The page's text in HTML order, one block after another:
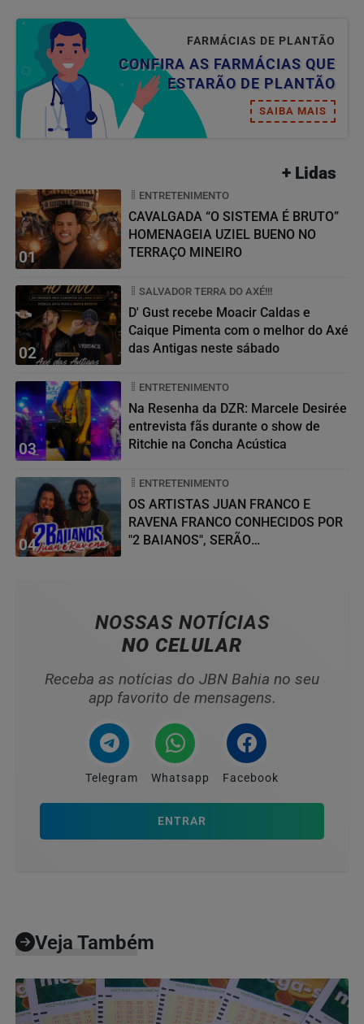
FARMÁCIAS DE PLANTÃO
CONFIRA AS FARMÁCIAS QUE
ESTARÃO DE PLANTÃO
SAIBA MAIS
+ Lidas
01
ENTRETENIMENTO
CAVALGADA “O SISTEMA É BRUTO”
HOMENAGEIA UZIEL BUENO NO
TERRAÇO MINEIRO
02
SALVADOR TERRA DO AXÉ!!!
D' Gust recebe Moacir Caldas e
Caique Pimenta com o melhor do Axé
das Antigas neste sábado
03
ENTRETENIMENTO
Na Resenha da DZR: Marcele Desirée
entrevista fãs durante o show de
Ritchie na Concha Acústica
04
ENTRETENIMENTO
OS ARTISTAS JUAN FRANCO E
RAVENA FRANCO CONHECIDOS POR
"2 BAIANOS", SERÃO
NOSSAS NOTÍCIAS
NO CELULAR
Receba as notícias do JBN Bahia no seu
app favorito de mensagens.
Telegram Whatsapp Facebook
ENTRAR
Veja Também